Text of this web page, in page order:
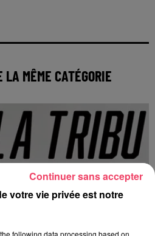
MÊME CATÉGORIE
votre vie privée est notre
following data processing based on
Continuer sans accepter